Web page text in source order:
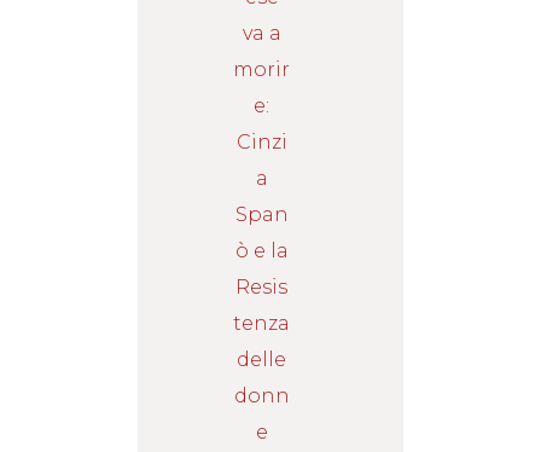
va a
morir
e:
Cinzi
a
Span
ò e la
Resis
tenza
delle
donn
e